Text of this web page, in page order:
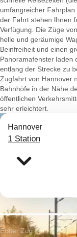
umfangreicher
der Fahrt stehen Ihnen
Verfügung. Die Züge
helle und geräumige
Beinfreiheit und einen
Panoramafenster laden
entlang der Strecke zu
Zugfahrt von Hannover
Bahnhöfe in der Nähe
öffentlichen
sehr erleichtert.
Hannover
1 Station
Erster Zug: